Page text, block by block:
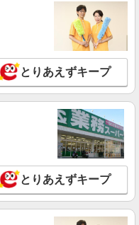
円 ★週払いOK（規定あ
寄駅】JR東海道本線「愛野
きな勤務地をお選び下さ
詳細を見る
つ場所！デイサービスのサ
円 ＜日払い有/週払い有/交
含む)＞
とりあえずキープ
とりあえずキープ